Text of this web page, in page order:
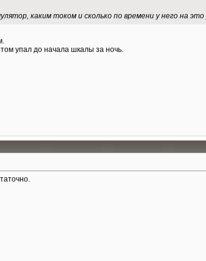
каким током и сколько по времени у него на
упал до начала шкалы за ночь.